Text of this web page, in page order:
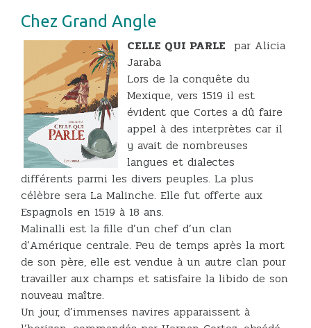
Chez Grand Angle
CELLE QUI PARLE par Alicia
Jaraba
Lors de la conquête du
Mexique, vers 1519 il est
évident que Cortes a dû faire
appel à des interprètes car il
y avait de nombreuses
langues et dialectes
différents parmi les divers peuples. La plus
célèbre sera La Malinche. Elle fut offerte aux
Espagnols en 1519 à 18 ans.
Malinalli est la fille d’un chef d’un clan
d’Amérique centrale. Peu de temps après la mort
de son père, elle est vendue à un autre clan pour
travailler aux champs et satisfaire la libido de son
nouveau maître.
Un jour, d’immenses navires apparaissent à